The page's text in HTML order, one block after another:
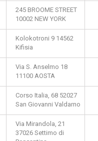
245 BROOME STREET
10002 NEW YORK
Kolokotroni 9 14562
Kifisia
Via S. Anselmo 18
11100 AOSTA
Corso Italia, 68 52027
San Giovanni Valdarno
Via Mirandola, 21
37026 Settimo di